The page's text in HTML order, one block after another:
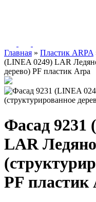
Главная » Пластик ARPA
(LINEA 0249) LAR
дерево) PF пластик Arpa
Фасад 9231
LAR
PF пластик